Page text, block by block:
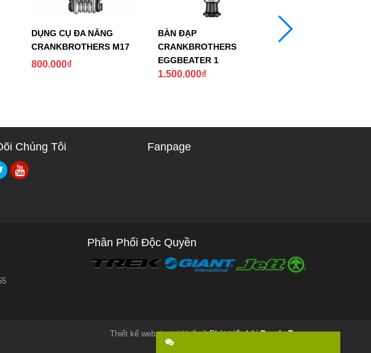
DỤNG CỤ ĐA NĂNG
CRANKBROTHERS M17
800.000₫
BÀN ĐẠP
CRANKBROTHERS
EGGBEATER 1
1.500.000₫
BAGA SAU
Chúng Tôi Fanpage
Phân Phối Độc Quyền
Thiết kế website tại Huếvà Phát triển bởiDorola Team